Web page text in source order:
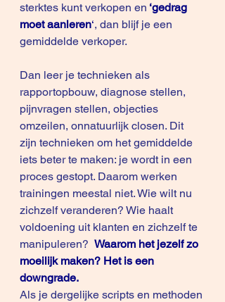
sterktes kunt verkopen en ‘gedrag
moet aanleren‘, dan blijf je een
gemiddelde verkoper.
Dan leer je technieken als
rapportopbouw, diagnose stellen,
pijnvragen stellen, objecties
omzeilen, onnatuurlijk closen. Dit
zijn technieken om het gemiddelde
iets beter te maken: je wordt in een
proces gestopt. Daarom werken
trainingen meestal niet. Wie wilt nu
zichzelf veranderen? Wie haalt
voldoening uit klanten en zichzelf te
manipuleren? Waarom het jezelf zo
moeilijk maken? Het is een
downgrade.
Als je dergelijke scripts en methoden